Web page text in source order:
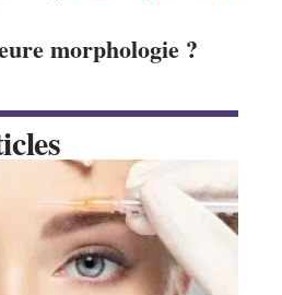
morphologie ?